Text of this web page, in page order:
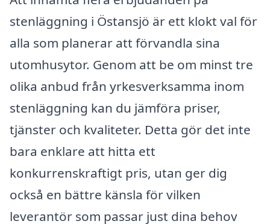
stenläggning i Östansjö är ett klokt val för
alla som planerar att förvandla sina
utomhusytor. Genom att be om minst tre
olika anbud från yrkesverksamma inom
stenläggning kan du jämföra priser,
tjänster och kvaliteter. Detta gör det inte
bara enklare att hitta ett
konkurrenskraftigt pris, utan ger dig
också en bättre känsla för vilken
leverantör som passar just dina behov